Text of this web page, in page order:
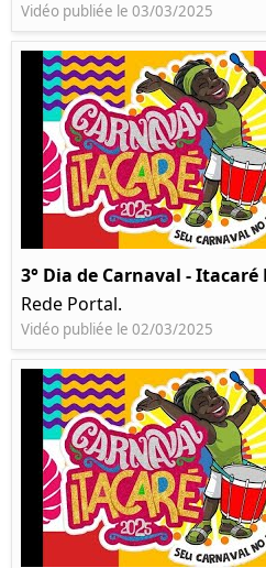
Vidéo publiée le 03/03/2025
3° Dia de Carnaval - Itacaré
Rede Portal.
Vidéo publiée le 02/03/2025